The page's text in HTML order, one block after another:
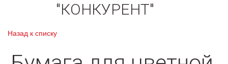
"КОНКУРЕНТ"
Назад к списку